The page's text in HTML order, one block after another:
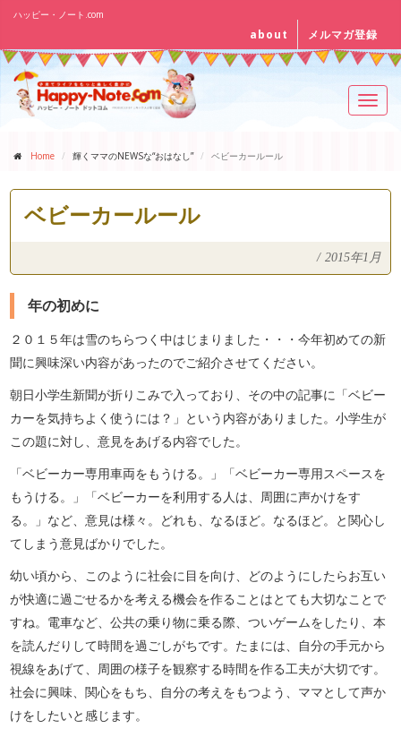
ハッピー・ノート.com
about メルマガ登録
Home 輝くママのNEWSな“おはなし” ベビーカールール
ベビーカールール
/ 2015年1月
年の初めに
２０１５年は雪のちらつく中はじまりました・・・今年初めての新
聞に興味深い内容があったのでご紹介させてください。
朝日小学生新聞が折りこみで入っており、その中の記事に「ベビー
カーを気持ちよく使うには？」という内容がありました。小学生が
この題に対し、意見をあげる内容でした。
「ベビーカー専用車両をもうける。」「ベビーカー専用スペースを
もうける。」「ベビーカーを利用する人は、周囲に声かけをす
る。」など、意見は様々。どれも、なるほど。なるほど。と関心し
てしまう意見ばかりでした。
幼い頃から、このように社会に目を向け、どのようにしたらお互い
が快適に過ごせるかを考える機会を作ることはとても大切なことで
すね。電車など、公共の乗り物に乗る際、ついゲームをしたり、本
を読んだりして時間を過ごしがちです。たまには、自分の手元から
視線をあげて、周囲の様子を観察する時間を作る工夫が大切です。
社会に興味、関心をもち、自分の考えをもつよう、ママとして声か
けをしたいと感じます。